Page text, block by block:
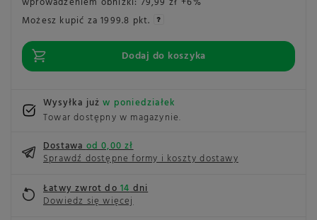
Możesz kupić za1999.8 pkt.
Dodaj do koszyka
Wysyłka jużw poniedziałek
Towar dostępny w magazynie
Dostawaod 0,00 zł
Sprawdź dostępne formy i koszty dostawy
Łatwy zwrot do14dni
Dowiedz się więcej